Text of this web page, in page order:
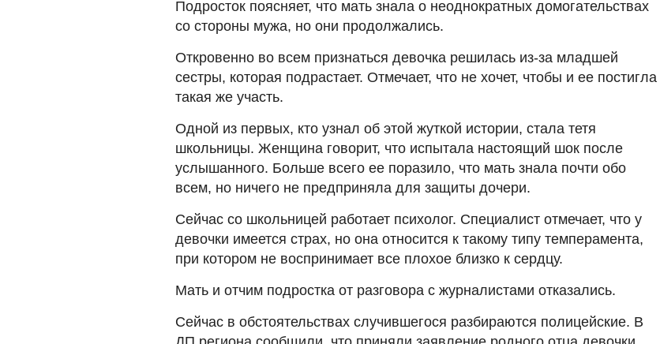
Подросток поясняет, что мать знала о неоднократных домогательствах
со стороны мужа, но они продолжались.
Откровенно во всем признаться девочка решилась из-за младшей
сестры, которая подрастает. Отмечает, что не хочет, чтобы и ее постигла
такая же участь.
Одной из первых, кто узнал об этой жуткой истории, стала тетя
школьницы. Женщина говорит, что испытала настоящий шок после
услышанного. Больше всего ее поразило, что мать знала почти обо
всем, но ничего не предприняла для защиты дочери.
Сейчас со школьницей работает психолог. Специалист отмечает, что у
девочки имеется страх, но она относится к такому типу темперамента,
при котором не воспринимает все плохое близко к сердцу.
Мать и отчим подростка от разговора с журналистами отказались.
Сейчас в обстоятельствах случившегося разбираются полицейские. В